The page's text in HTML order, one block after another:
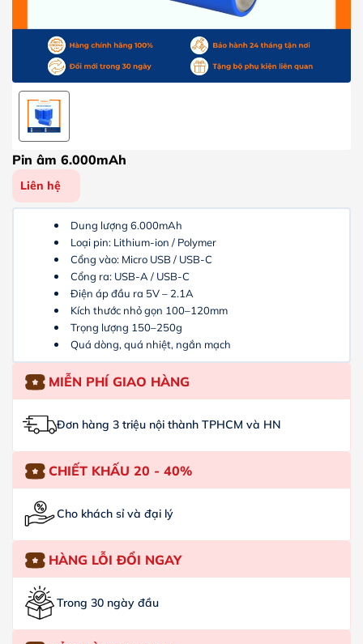
Pin âm 6.000mAh
Liên hệ
Dung lượng 6.000mAh
Loại pin: Lithium-ion / Polymer
Cổng vào: Micro USB / USB-C
Cổng ra: USB-A / USB-C
Điện áp đầu ra 5V – 2.1A
Kích thước nhỏ gọn 100–120mm
Trọng lượng 150–250g
Quá dòng, quá nhiệt, ngắn mạch
MIỄN PHÍ GIAO HÀNG
Đơn hàng 3 triệu nội thành TPHCM và HN
CHIẾT KHẤU 20 - 40%
Cho khách sỉ và đại lý
HÀNG LỖI ĐỔI NGAY
Trong 30 ngày đầu